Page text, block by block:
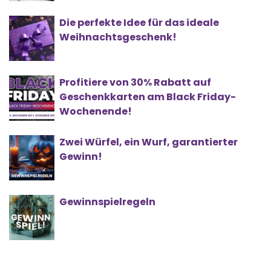
Die perfekte Idee für das ideale
Weihnachtsgeschenk!
Profitiere von 30% Rabatt auf
Geschenkkarten am Black Friday-
Wochenende!
Zwei Würfel, ein Wurf, garantierter
Gewinn!
Gewinnspielregeln